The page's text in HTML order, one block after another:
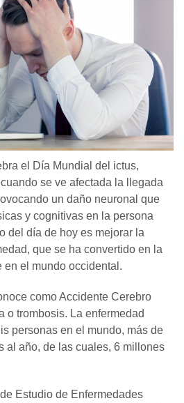
el Día Mundial del ictus,
se ve afectada la llegada
un daño neuronal que
y cognitivas en la persona
del día de hoy es mejorar la
que se ha convertido en la
en el mundo occidental.
como Accidente Cerebro
o trombosis. La enfermedad
personas en el mundo, más de
al año, de las cuales, 6 millones
Estudio de Enfermedades